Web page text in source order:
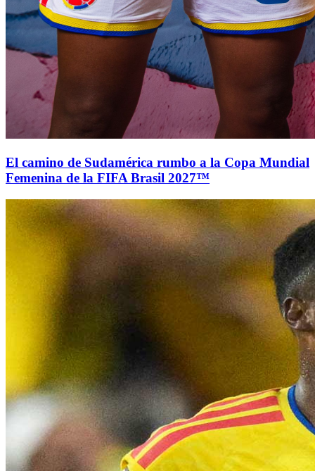
El camino de Sudamérica rumbo a la Copa Mundial
Femenina de la FIFA Brasil 2027™